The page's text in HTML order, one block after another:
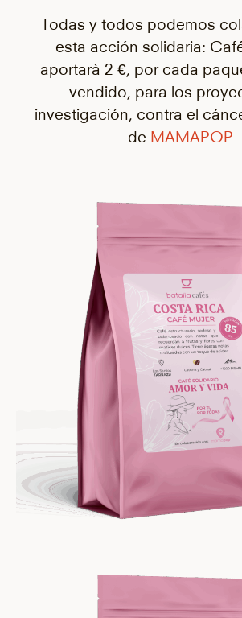
Todas y todos podemos
esta acción solidaria:
aportarà 2 €, por cada
vendido, para los
investigación, contra el
de MAMAPOP